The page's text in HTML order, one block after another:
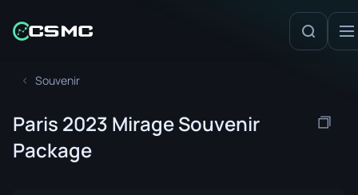
Souvenir
Paris 2023 Mirage Souvenir
Package